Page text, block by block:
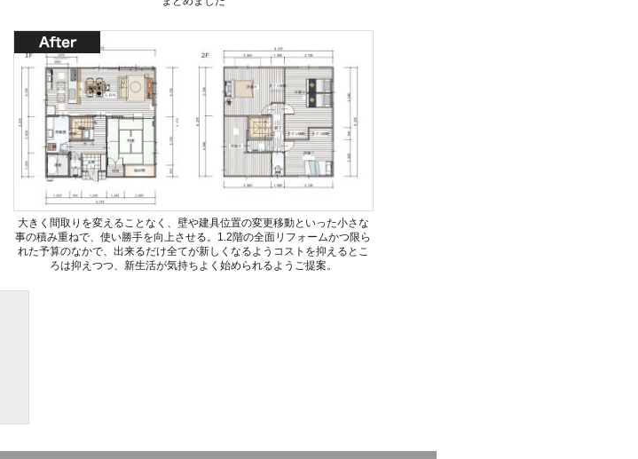
大きく間取りを変えることなく、壁や建具位置の変更移動といった小さな
事の積み重ねで、使い勝手を向上させる。1.2階の全面リフォームかつ限ら
れた予算のなかで、出来るだけ全てが新しくなるようコストを抑えるとこ
ろは抑えつつ、新生活が気持ちよく始められるようご提案。